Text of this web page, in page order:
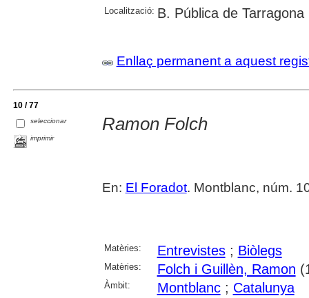
Localització: B. Pública de Tarragona
Enllaç permanent a aquest
10 / 77
seleccionar
imprimir
Ramon Folch
En: El Foradot. Montblanc, núm.
Matèries: Entrevistes; Biòlegs
Matèries: Folch i Guillèn, Ramon
Àmbit: Montblanc; Catalunya